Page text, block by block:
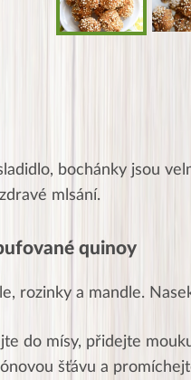
bochánky jsou
mlsání.
quinoy
rozinky a mandle.
do mísy, přidejte
šťávu a